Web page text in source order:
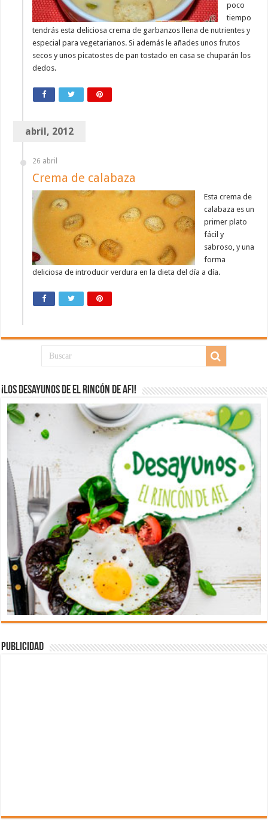
poco
tiempo
tendrás esta deliciosa crema de garbanzos llena de nutrientes y
especial para vegetarianos. Si además le añades unos frutos
secos y unos picatostes de pan tostado en casa se chuparán los
dedos.
abril, 2012
26 abril
Crema de calabaza
Esta crema de
calabaza es un
primer plato
fácil y
sabroso, y una
forma
deliciosa de introducir verdura en la dieta del día a día.
¡Los desayunos de El Rincón de Afi!
Publicidad